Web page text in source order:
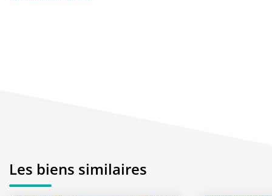
Les biens similaires